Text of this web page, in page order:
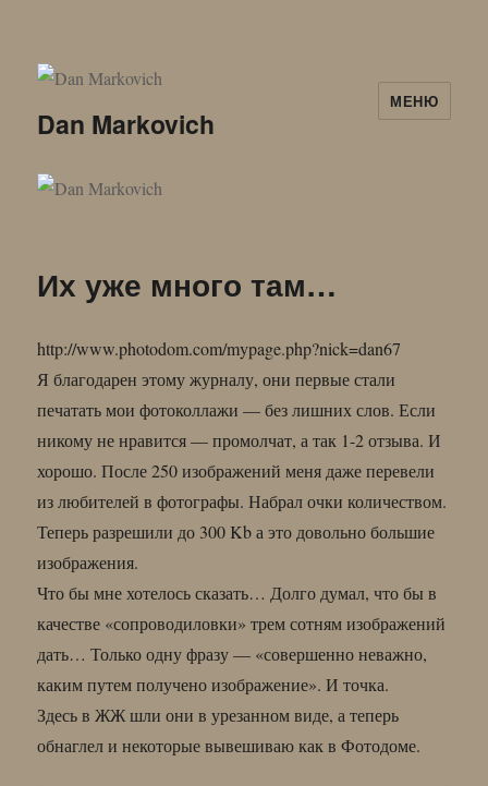
Dan Markovich
МЕНЮ
Их уже много там…
http://www.photodom.com/mypage.php?nick=dan67
Я благодарен этому журналу, они первые стали
печатать мои фотоколлажи — без лишних слов. Если
никому не нравится — промолчат, а так 1-2 отзыва. И
хорошо. После 250 изображений меня даже перевели
из любителей в фотографы. Набрал очки количеством.
Теперь разрешили до 300 Kb а это довольно большие
изображения.
Что бы мне хотелось сказать… Долго думал, что бы в
качестве «сопроводиловки» трем сотням изображений
дать… Только одну фразу — «совершенно неважно,
каким путем получено изображение». И точка.
Здесь в ЖЖ шли они в урезанном виде, а теперь
обнаглел и некоторые вывешиваю как в Фотодоме.